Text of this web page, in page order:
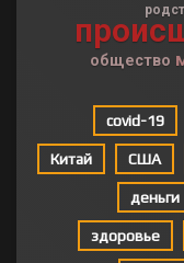
общество
covid-19
Китай США
деньги
здоровье